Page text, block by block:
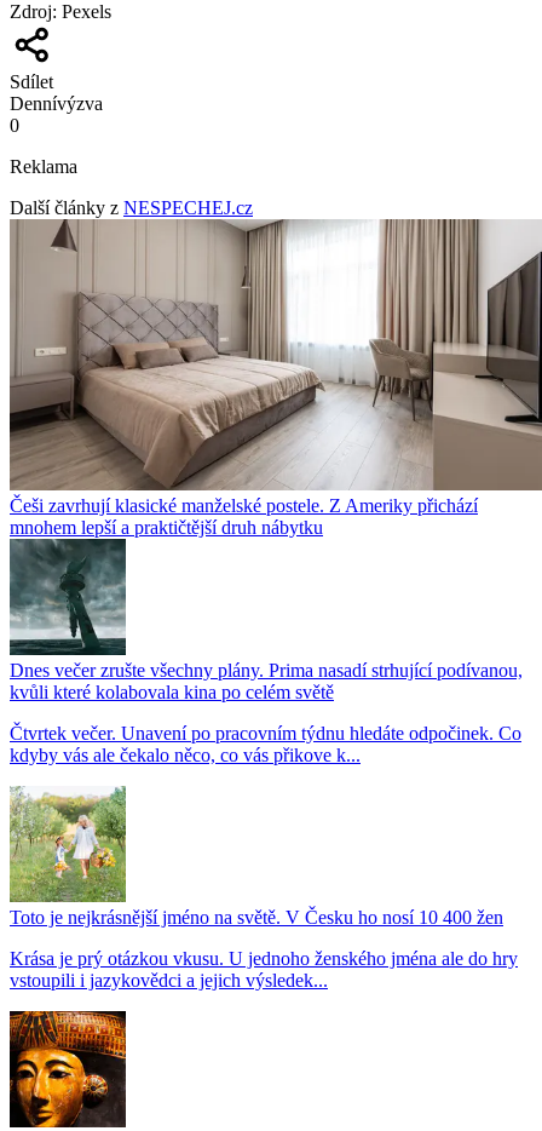
Zdroj: Pexels
Sdílet
Dennívýzva
0
Reklama
Další články z NESPECHEJ.cz
Češi zavrhují klasické manželské postele. Z Ameriky přichází
mnohem lepší a praktičtější druh nábytku
Dnes večer zrušte všechny plány. Prima nasadí strhující podívanou,
kvůli které kolabovala kina po celém světě
Čtvrtek večer. Unavení po pracovním týdnu hledáte odpočinek. Co
kdyby vás ale čekalo něco, co vás přikove k...
Toto je nejkrásnější jméno na světě. V Česku ho nosí 10 400 žen
Krása je prý otázkou vkusu. U jednoho ženského jména ale do hry
vstoupili i jazykovědci a jejich výsledek...